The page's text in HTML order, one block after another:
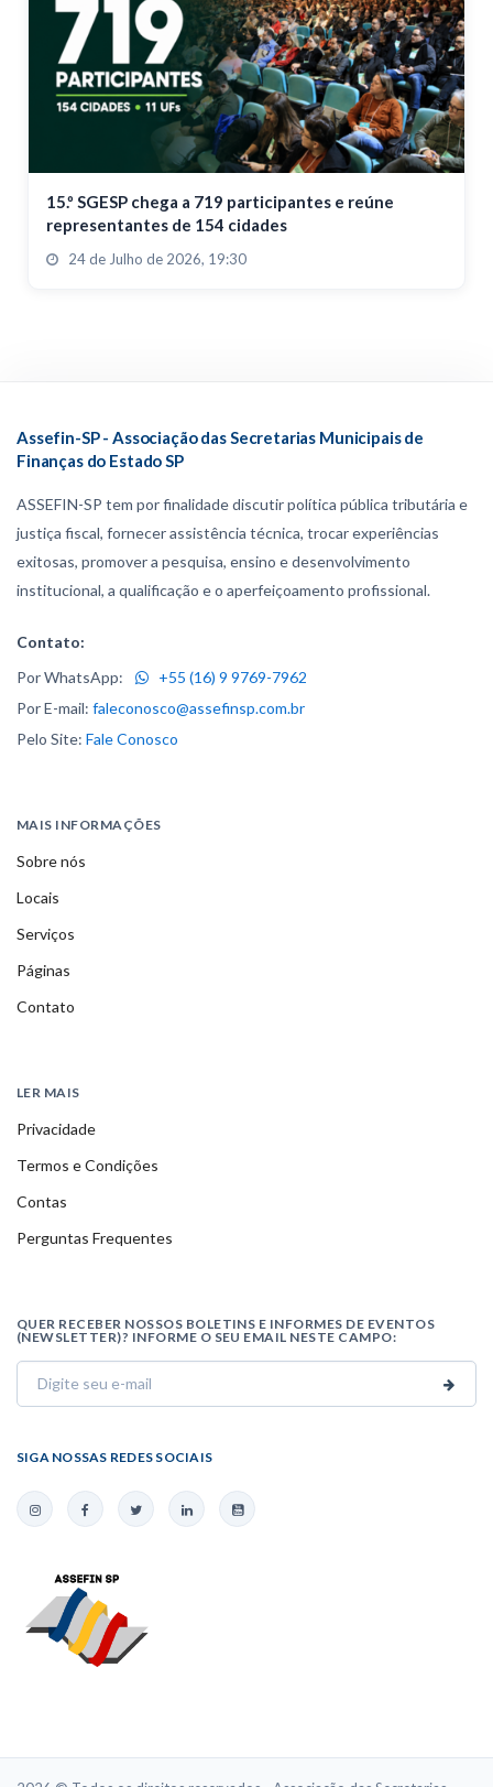
15.º SGESP chega a 719 participantes e reúne
representantes de 154 cidades
24 de Julho de 2026, 19:30
Assefin-SP - Associação das Secretarias Municipais de
Finanças do Estado SP
ASSEFIN-SP tem por finalidade discutir política pública tributária e
justiça fiscal, fornecer assistência técnica, trocar experiências
exitosas, promover a pesquisa, ensino e desenvolvimento
institucional, a qualificação e o aperfeiçoamento profissional.
Contato:
Por WhatsApp:
+55 (16) 9 9769-7962
Por E-mail: faleconosco@assefinsp.com.br
Pelo Site: Fale Conosco
MAIS INFORMAÇÕES
Sobre nós
Locais
Serviços
Páginas
Contato
LER MAIS
Privacidade
Termos e Condições
Contas
Perguntas Frequentes
QUER RECEBER NOSSOS BOLETINS E INFORMES DE EVENTOS
(NEWSLETTER)? INFORME O SEU EMAIL NESTE CAMPO:
SIGA NOSSAS REDES SOCIAIS